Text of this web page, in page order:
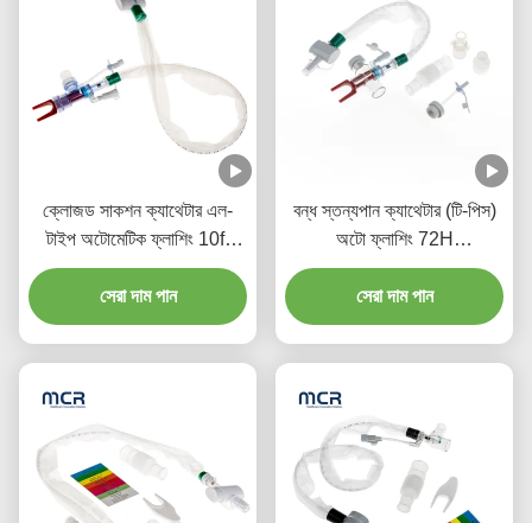
ক্লোজড সাকশন ক্যাথেটার এল-
টাইপ অটোমেটিক ফ্লাশিং 10fr
72h ডাবল স্পাইভেল এলকো
হাসপাতালের জন্য
সেরা দাম পান
বন্ধ স্তন্যপান ক্যাথেটার (টি-পিস)
অটো ফ্লাশিং 72H
প্রাপ্তবয়স্কদের জন্য
সেরা দাম পান